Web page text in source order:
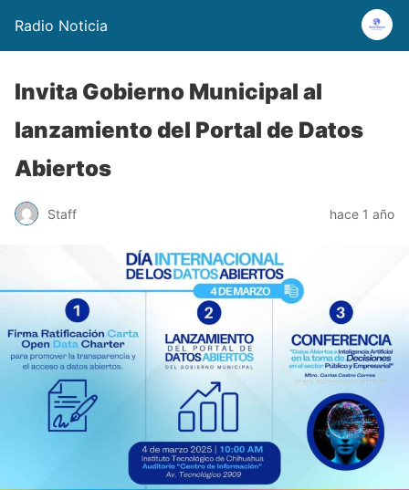
Radio Noticia
Invita Gobierno Municipal al
lanzamiento del Portal de Datos
Abiertos
Staff hace 1 año